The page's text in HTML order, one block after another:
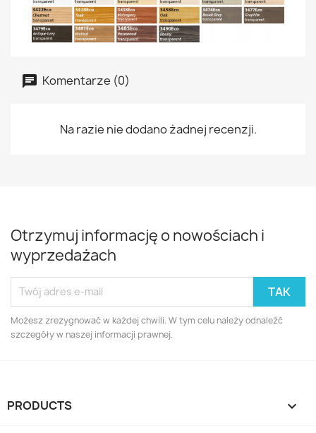
Komentarze (0)
Na razie nie dodano żadnej recenzji.
Otrzymuj informację o nowościach i
wyprzedażach
Możesz zrezygnować w każdej chwili. W tym celu należy odnaleźć
szczegóły w naszej informacji prawnej.
PRODUCTS 